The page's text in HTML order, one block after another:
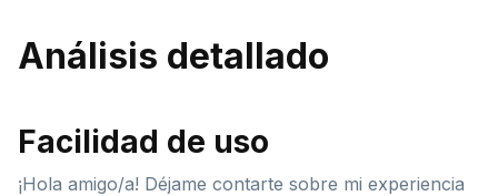
Análisis detallado
Facilidad de uso
¡Hola amigo/a! Déjame contarte sobre mi experiencia